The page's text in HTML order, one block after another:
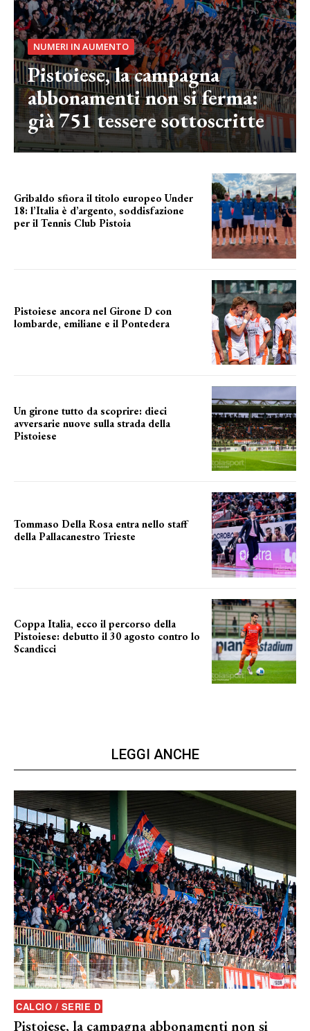
NUMERI IN AUMENTO
Pistoiese, la campagna
abbonamenti non si ferma:
già 751 tessere sottoscritte
Gribaldo sfiora il titolo europeo Under
18: l’Italia è d’argento, soddisfazione
per il Tennis Club Pistoia
Pistoiese ancora nel Girone D con
lombarde, emiliane e il Pontedera
Un girone tutto da scoprire: dieci
avversarie nuove sulla strada della
Pistoiese
Tommaso Della Rosa entra nello staff
della Pallacanestro Trieste
Coppa Italia, ecco il percorso della
Pistoiese: debutto il 30 agosto contro lo
Scandicci
LEGGI ANCHE
CALCIO / SERIE D
Pistoiese, la campagna abbonamenti non si